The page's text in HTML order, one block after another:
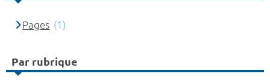
Pages (1)
Par rubrique